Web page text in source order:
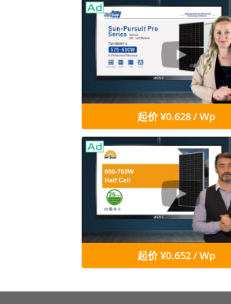
起价 ¥0.628 / Wp
起价 ¥0.652 / Wp